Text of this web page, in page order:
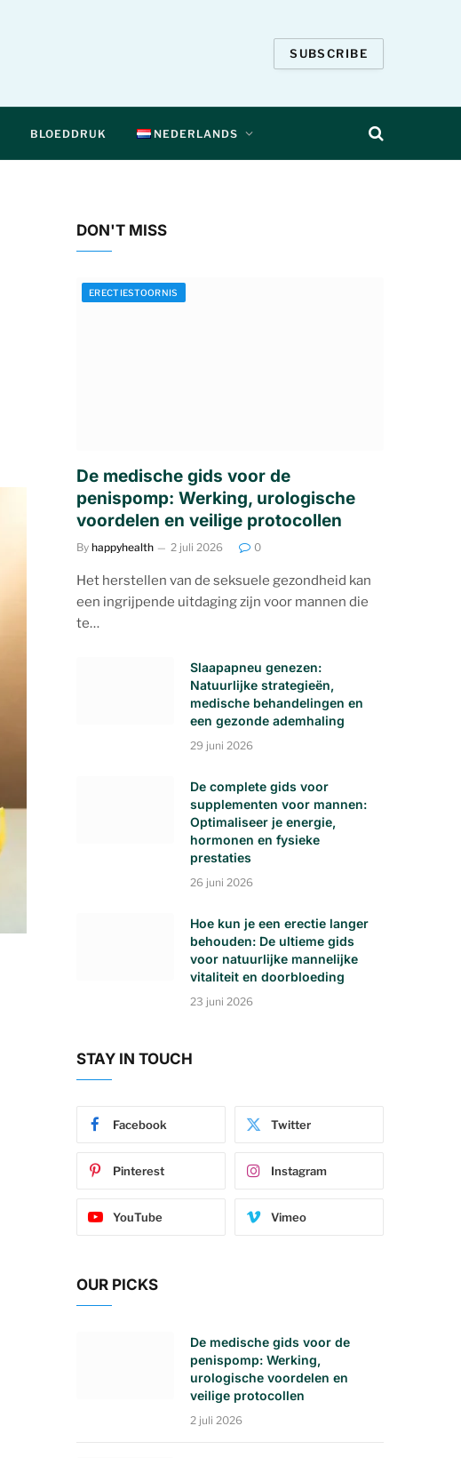
SUBSCRIBE
BLOEDDRUK NEDERLANDS
DON'T MISS
ERECTIESTOORNIS
De medische gids voor de
penispomp: Werking, urologische
voordelen en veilige protocollen
By happyhealth 2 juli 2026 0
Het herstellen van de seksuele gezondheid kan
een ingrijpende uitdaging zijn voor mannen die
te…
Slaapapneu genezen:
Natuurlijke strategieën,
medische behandelingen en
een gezonde ademhaling
29 juni 2026
De complete gids voor
supplementen voor mannen:
Optimaliseer je energie,
hormonen en fysieke
prestaties
26 juni 2026
Hoe kun je een erectie langer
behouden: De ultieme gids
voor natuurlijke mannelijke
vitaliteit en doorbloeding
23 juni 2026
STAY IN TOUCH
Facebook Twitter
Pinterest Instagram
YouTube Vimeo
OUR PICKS
De medische gids voor de
penispomp: Werking,
urologische voordelen en
veilige protocollen
2 juli 2026